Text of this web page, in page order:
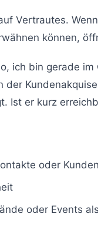
Vertrautes.
können,
ich bin gerade
der
Ist er kurz
oder Kunden
oder Events